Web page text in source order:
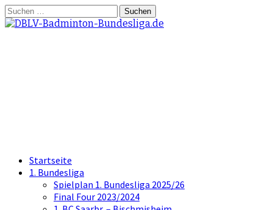
Springe
zum
Suchen
nach:
Startseite
1. Bundesliga
Spielplan 1. Bundesliga 2025/26
Final Four 2023/2024